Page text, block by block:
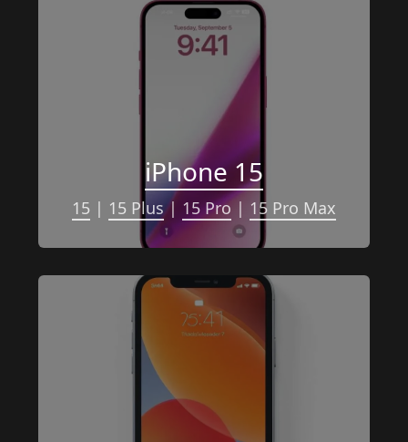
iPhone 15
15 | 15 Plus | 15 Pro | 15 Pro Max